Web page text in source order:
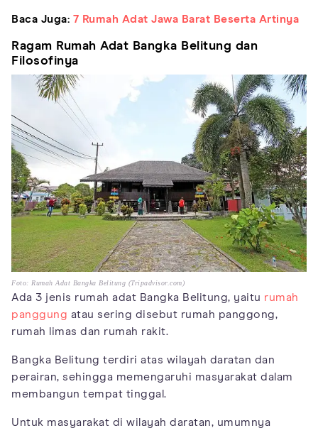
Baca Juga: 7 Rumah Adat Jawa Barat Beserta Artinya
Ragam Rumah Adat Bangka Belitung dan
Filosofinya
Foto: Rumah Adat Bangka Belitung (Tripadvisor.com)
Ada 3 jenis rumah adat Bangka Belitung, yaitu rumah
panggung atau sering disebut rumah panggong,
rumah limas dan rumah rakit.
Bangka Belitung terdiri atas wilayah daratan dan
perairan, sehingga memengaruhi masyarakat dalam
membangun tempat tinggal.
Untuk masyarakat di wilayah daratan, umumnya